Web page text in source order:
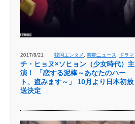
2017/8/21 韓国エンタメ 芸能ニュース ドラマ
チ・ヒョヌ×ソヒョン（少女時代）主
演！ 「恋する泥棒～あなたのハー
ト、盗みます～」 10月より日本初放
送決定